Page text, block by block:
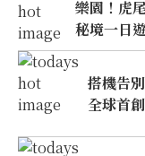
樂園！虎
秘境一日
搭機告
全球首